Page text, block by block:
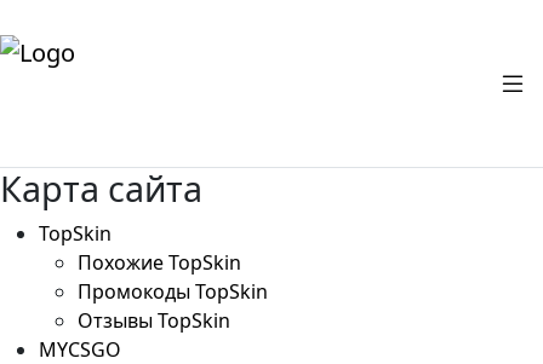
Карта сайта
TopSkin
Похожие TopSkin
Промокоды TopSkin
Отзывы TopSkin
MYCSGO